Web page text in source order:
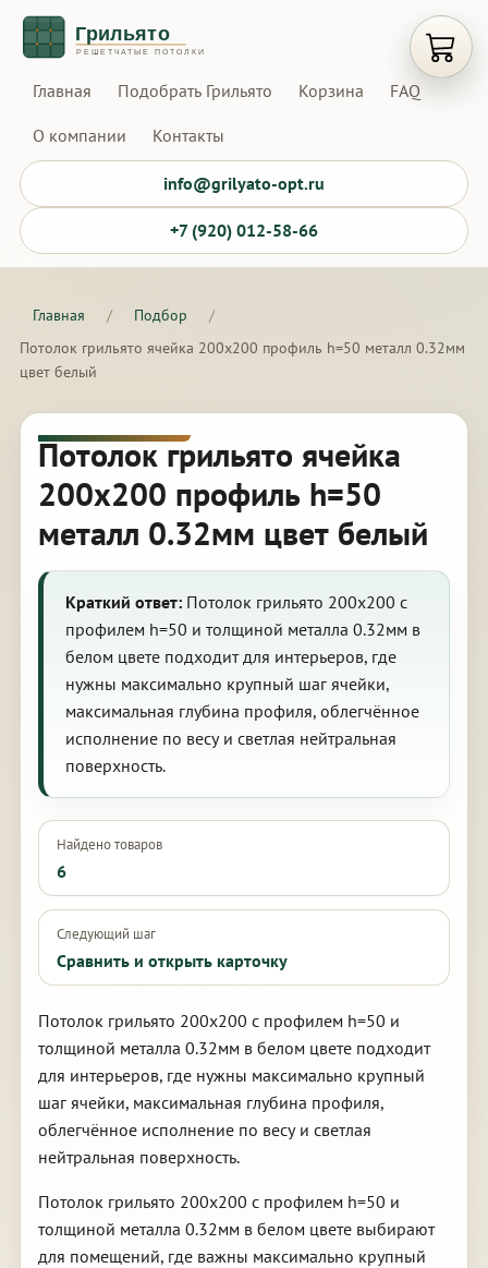
Главная Подобрать Грильято Корзина FAQ
О компании Контакты
info@grilyato-opt.ru
+7 (920) 012-58-66
Главная / Подбор
/
Потолок грильято ячейка 200х200 профиль h=50 металл 0.32мм
цвет белый
Потолок грильято ячейка
200х200 профиль h=50
металл 0.32мм цвет белый
Краткий ответ:Потолок грильято 200х200 с
профилем h=50 и толщиной металла 0.32мм в
белом цвете подходит для интерьеров, где
нужны максимально крупный шаг ячейки,
максимальная глубина профиля, облегчённое
исполнение по весу и светлая нейтральная
поверхность.
Найдено товаров
6
Следующий шаг
Сравнить и открыть карточку
Потолок грильято 200х200 с профилем h=50 и
толщиной металла 0.32мм в белом цвете подходит
для интерьеров, где нужны максимально крупный
шаг ячейки, максимальная глубина профиля,
облегчённое исполнение по весу и светлая
нейтральная поверхность.
Потолок грильято 200х200 с профилем h=50 и
толщиной металла 0.32мм в белом цвете выбирают
для помещений, где важны максимально крупный